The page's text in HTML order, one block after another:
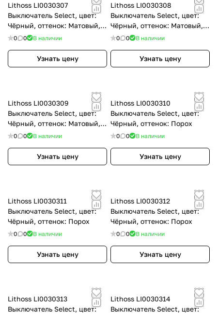
Lithoss LI0030307
Выключатель Select, цвет:
Чёрный, оттенок: Матовый,
RAL9011
0 0 В наличии
Узнать цену
Lithoss LI0030308
Выключатель Select, цвет:
Чёрный, оттенок: Матовый,
RAL9011
0 0 В наличии
Узнать цену
Lithoss LI0030309
Выключатель Select, цвет:
Чёрный, оттенок: Матовый,
RAL9011
0 0 В наличии
Узнать цену
Lithoss LI0030310
Выключатель Select, цвет:
Чёрный, оттенок: Порох
0 0 В наличии
Узнать цену
Lithoss LI0030311
Выключатель Select, цвет:
Чёрный, оттенок: Порох
0 0 В наличии
Узнать цену
Lithoss LI0030312
Выключатель Select, цвет:
Чёрный, оттенок: Порох
0 0 В наличии
Узнать цену
Lithoss LI0030313
Выключатель Select, цвет:
Lithoss LI0030314
Выключатель Select, цвет: